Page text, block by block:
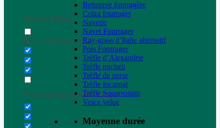
Generic filters
Exact matches only
Filter by Custom Post Type
Betterave fourragère
Colza fourrager
Navette
Navet Fourrager
Ray-grass d’Italie alternatif
Pois Fourrager
Trèfle d’Alexandrie
Trèfle micheli
Trèfle de perse
Trèfle Incarnat
Trèfle Squarrosum
Vesce velue
Moyenne durée